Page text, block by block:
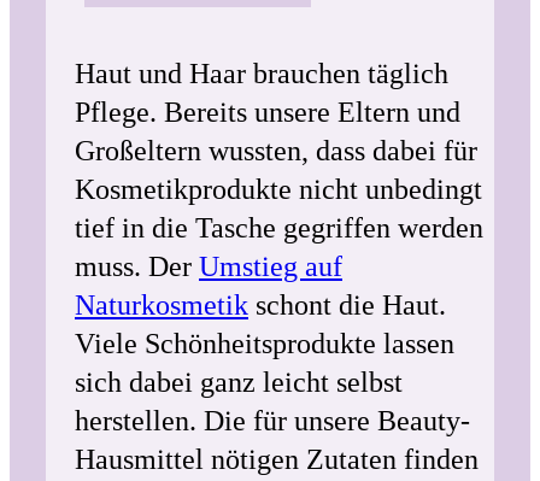
Haut und Haar brauchen täglich
Pflege. Bereits unsere Eltern und
Großeltern wussten, dass dabei für
Kosmetikprodukte nicht unbedingt
tief in die Tasche gegriffen werden
muss. Der Umstieg auf
Naturkosmetik schont die Haut.
Viele Schönheitsprodukte lassen
sich dabei ganz leicht selbst
herstellen. Die für unsere Beauty-
Hausmittel nötigen Zutaten finden